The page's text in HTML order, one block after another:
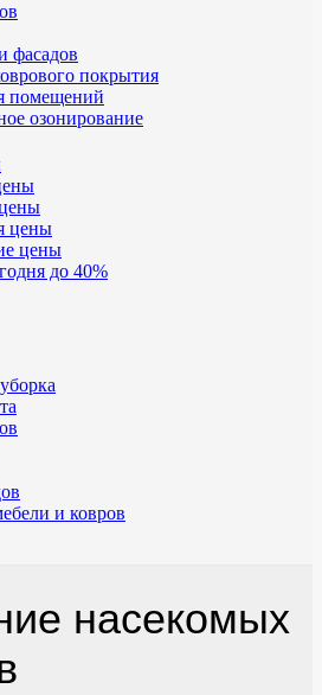
фасадов
покрытия
помещений
озонирование
цены
цены
до 40%
и ковров
насекомых